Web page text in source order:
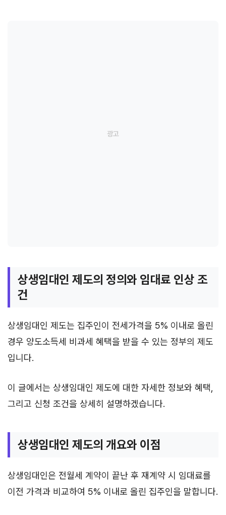
상생임대인 제도의 정의와 임대료 인상 조
건
상생임대인 제도는 집주인이 전세가격을 5% 이내로 올린
경우 양도소득세 비과세 혜택을 받을 수 있는 정부의 제도
입니다.
이 글에서는 상생임대인 제도에 대한 자세한 정보와 혜택,
그리고 신청 조건을 상세히 설명하겠습니다.
상생임대인 제도의 개요와 이점
상생임대인은 전월세 계약이 끝난 후 재계약 시 임대료를
이전 가격과 비교하여 5% 이내로 올린 집주인을 말합니다.